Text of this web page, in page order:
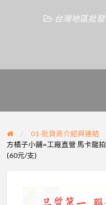
台灣地區批
01-批貨商介紹與連結
方橘子小舖=工廠直營 馬卡龍
(60元/支)